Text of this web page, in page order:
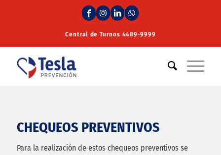
Central de Turnos 4489-9999
CHEQUEOS PREVENTIVOS
Para la realización de estos chequeos preventivos se